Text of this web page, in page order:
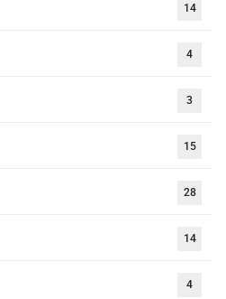
14
4
3
15
28
14
4